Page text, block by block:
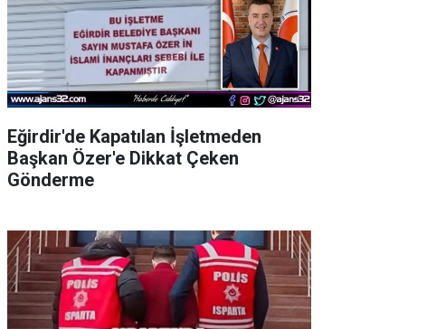
Eğirdir'de Kapatılan İşletmeden
Başkan Özer'e Dikkat Çeken
Gönderme